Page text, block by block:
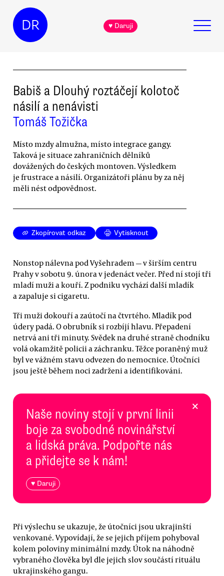
DR ♥ Daruji
Babiš a Dlouhý roztáčejí kolotoč
násilí a nenávisti
Tomáš Tožička
Místo mzdy almužna, místo integrace gangy.
Taková je situace zahraničních dělníků
dovážených do českých montoven. Výsledkem
je frustrace a násilí. Organizátoři plánu by za něj
měli nést odpovědnost.
Zkopírovat odkaz Vytisknout
Nonstop nálevna pod Vyšehradem — v širším centru
Prahy v sobotu 9. února v jedenáct večer. Před ní stojí tři
mladí muži a kouří. Z podniku vychází další mladík
a zapaluje si cigaretu.
Tři muži dokouří a zaútočí na čtvrtého. Mladík pod
údery padá. O obrubník si rozbíjí hlavu. Přepadení
netrvá ani tři minuty. Svědek na druhé straně chodníku
volá okamžitě policii a záchranku. Těžce poraněný muž
byl ve vážném stavu odvezen do nemocnice. Útočníci
jsou ještě během noci zadrženi a identifikováni.
Naše noviny stojí v první linii
boje za svobodné novinářství
a lidská práva. Podpořte nás
a přidejte se k nám!
♥ Daruji
×
Při výslechu se ukazuje, že útočníci jsou ukrajinští
venkované. Vypovídají, že se jejich příjem pohyboval
kolem poloviny minimální mzdy. Útok na náhodně
vybraného člověka byl dle jejich slov součástí rituálu
ukrajinského gangu.